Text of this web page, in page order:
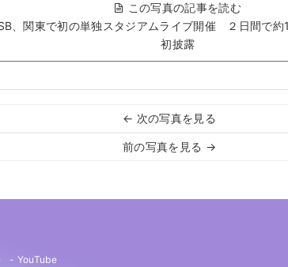
この写真の記事を読む
、関東で初の単独スタジアムライブ開催 ２日間で
初披露
← 次の写真を見る
前の写真を見る →
- YouTube